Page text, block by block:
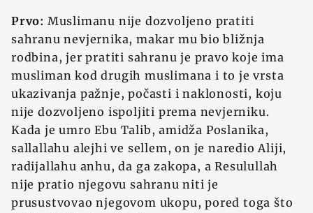
Prvo: Muslimanu nije dozvoljeno pratiti
sahranu nevjernika, makar mu bio bližnja
rodbina, jer pratiti sahranu je pravo koje ima
musliman kod drugih muslimana i to je vrsta
ukazivanja pažnje, počasti i naklonosti, koju
nije dozvoljeno ispoljiti prema nevjerniku.
Kada je umro Ebu Talib, amidža Poslanika,
sallallahu alejhi ve sellem, on je naredio Aliji,
radijallahu anhu, da ga zakopa, a Resulullah
nije pratio njegovu sahranu niti je
prusustvovao njegovom ukopu, pored toga što